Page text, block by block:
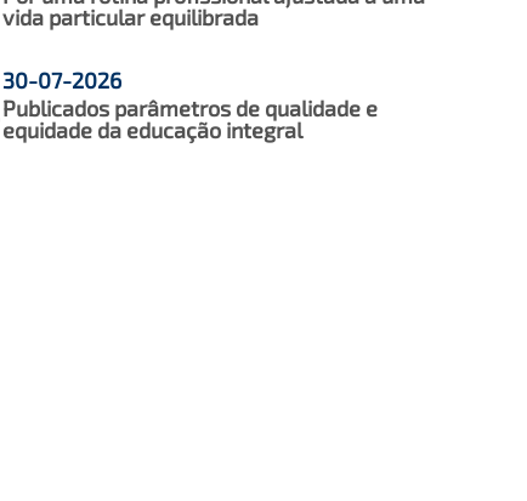
vida particular equilibrada
30-07-2026
Publicados parâmetros de qualidade e
equidade da educação integral